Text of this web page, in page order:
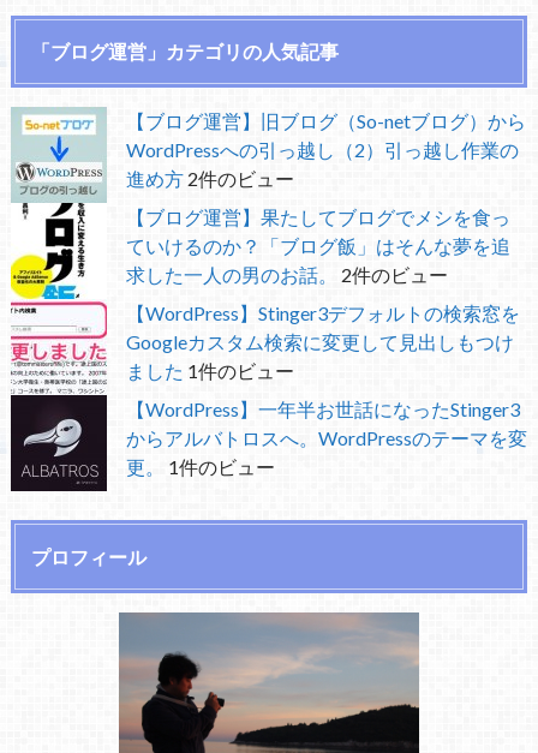
「ブログ運営」カテゴリの人気記事
【ブログ運営】旧ブログ（So-netブログ）から
WordPressへの引っ越し（2）引っ越し作業の
進め方 2件のビュー
【ブログ運営】果たしてブログでメシを食っ
ていけるのか？「ブログ飯」はそんな夢を追
求した一人の男のお話。
2件のビュー
【WordPress】Stinger3デフォルトの検索窓を
Googleカスタム検索に変更して見出しもつけ
ました 1件のビュー
【WordPress】一年半お世話になったStinger3
からアルバトロスへ。WordPressのテーマを変
更。
1件のビュー
プロフィール